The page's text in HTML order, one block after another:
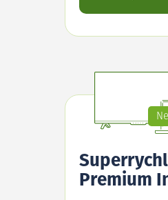
Premium